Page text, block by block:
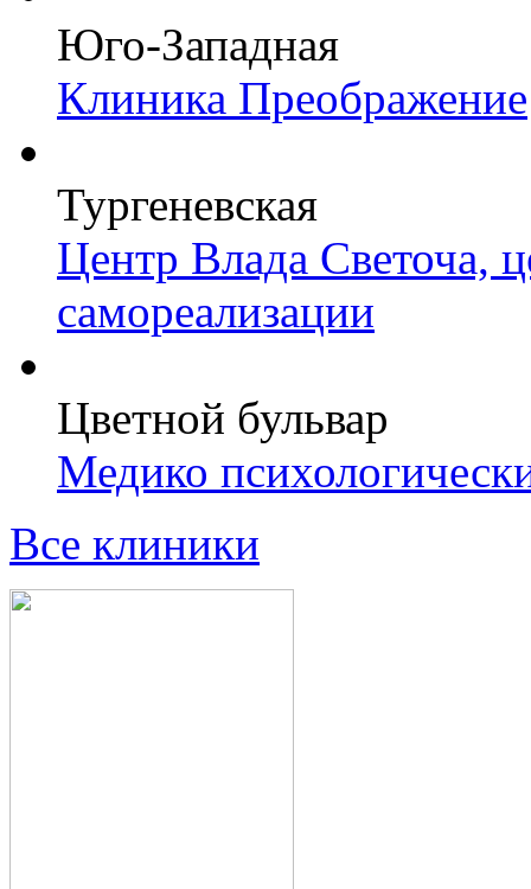
Юго-Западная
Клиника Преображение
Тургеневская
Центр Влада Светоча,
самореализации
Цветной бульвар
Медико
Все клиники